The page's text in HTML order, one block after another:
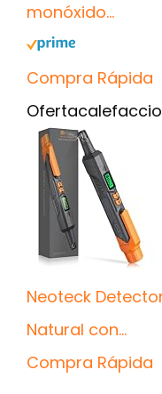
monóxido...
Compra Rápida
Oferta
Neoteck
Natural con...
Compra Rápida